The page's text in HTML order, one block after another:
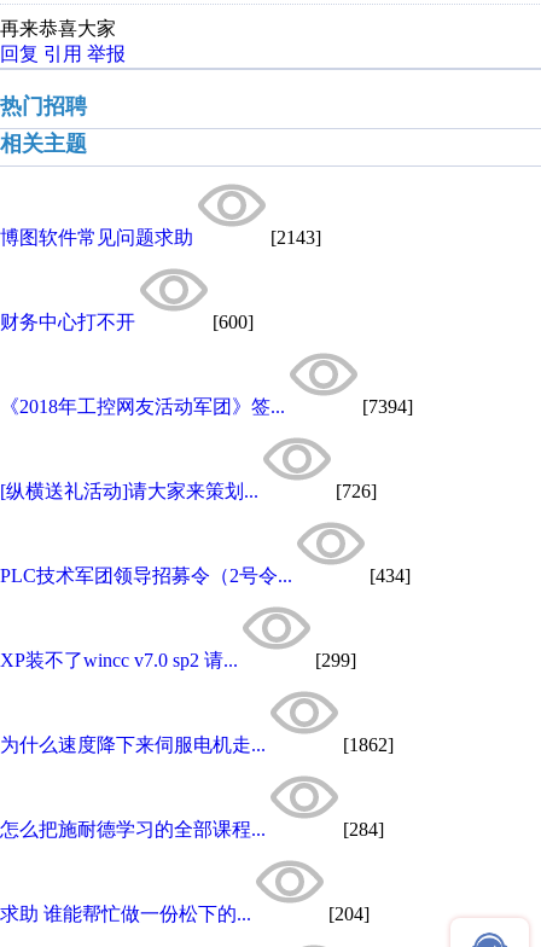
再来恭喜大家
回复 引用 举报
热门招聘
相关主题
博图软件常见问题求助 [2143]
财务中心打不开 [600]
《2018年工控网友活动军团》签... [7394]
[纵横送礼活动]请大家来策划... [726]
PLC技术军团领导招募令（2号令... [434]
XP装不了wincc v7.0 sp2 请... [299]
为什么速度降下来伺服电机走... [1862]
怎么把施耐德学习的全部课程... [284]
求助 谁能帮忙做一份松下的... [204]